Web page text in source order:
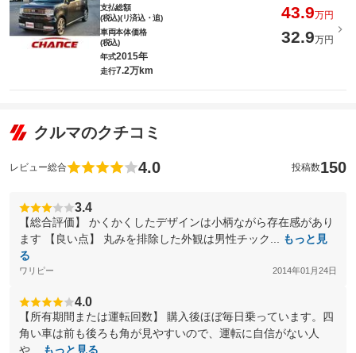
支払総額
(税込)(リ済込・追)
43.9万円
車両本体価格
(税込)
32.9万円
年式2015年
走行7.2万km
クルマのクチコミ
レビュー総合 4.0 投稿数150
3.4
【総合評価】 かくかくしたデザインは小柄ながら存在感があり
ます 【良い点】 丸みを排除した外観は男性チック...
もっと見
る
ワリピー 2014年01月24日
4.0
【所有期間または運転回数】 購入後ほぼ毎日乗っています。四
角い車は前も後ろも角が見やすいので、運転に自信がない人
や...
もっと見る